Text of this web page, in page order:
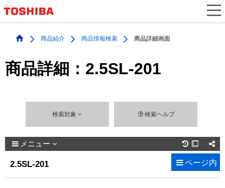
商品紹介 商品情報検索 商品詳細画面
商品詳細：2.5SL-201
検索対象 検索ヘルプ
メニュー 
2.5SL-201 ページ内